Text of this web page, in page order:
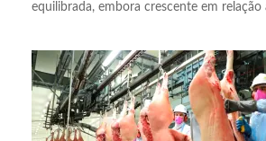
equilibrada, embora crescente em relação